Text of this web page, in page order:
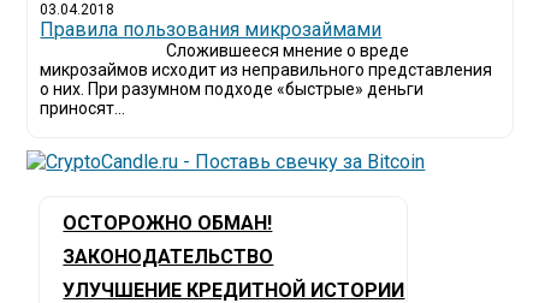
03.04.2018
​Правила пользования микрозаймами
Сложившееся мнение о вреде
микрозаймов исходит из неправильного представления
о них. При разумном подходе «быстрые» деньги
приносят...
ОСТОРОЖНО ОБМАН!
ЗАКОНОДАТЕЛЬСТВО
УЛУЧШЕНИЕ КРЕДИТНОЙ ИСТОРИИ